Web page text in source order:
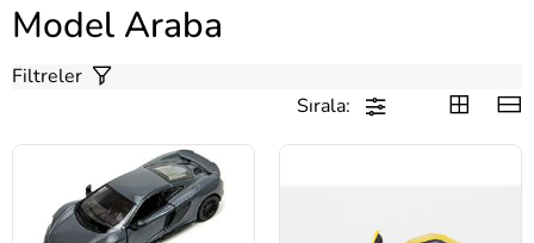
Model Araba
Filtreler
Sırala: